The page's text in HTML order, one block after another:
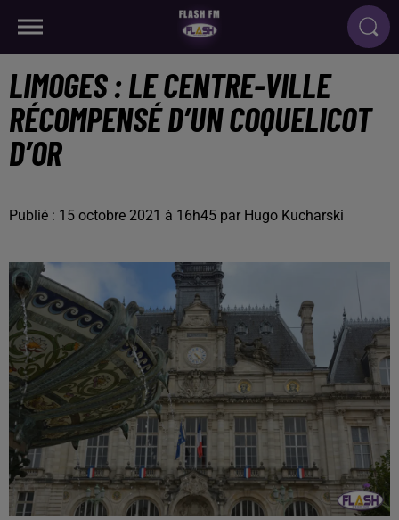
LIMOGES : LE CENTRE-VILLE
RÉCOMPENSÉ D’UN COQUELICOT
D’OR
Publié : 15 octobre 2021 à 16h45 par Hugo Kucharski